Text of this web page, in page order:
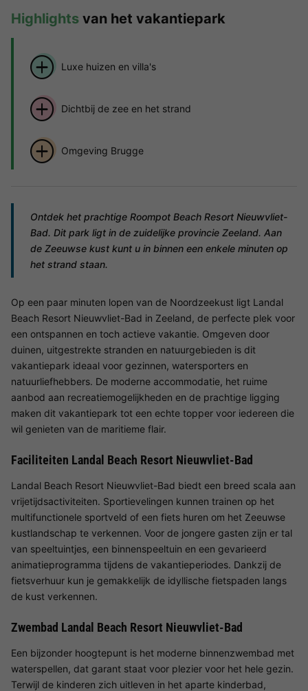
Highlights van het vakantiepark
Luxe huizen en villa's
Dichtbij de zee en het strand
Omgeving Brugge
Ontdek het prachtige Roompot Beach Resort Nieuwvliet-
Bad. Dit park ligt in de zuidelijke provincie Zeeland. Aan
de Zeeuwse kust kunt u in binnen een enkele minuten op
het strand staan.
Op een paar minuten lopen van de Noordzeekust ligt Landal
Beach Resort Nieuwvliet-Bad in Zeeland, de perfecte plek voor
een ontspannen en toch actieve vakantie. Omgeven door
duinen, uitgestrekte stranden en natuurgebieden is dit
vakantiepark ideaal voor gezinnen, watersporters en
natuurliefhebbers. De moderne accommodatie, het ruime
aanbod aan recreatiemogelijkheden en de prachtige ligging
maken dit vakantiepark tot een echte topper voor iedereen die
wil genieten van de maritieme flair.
Faciliteiten Landal Beach Resort Nieuwvliet-Bad
Landal Beach Resort Nieuwvliet-Bad biedt een breed scala aan
vrijetijdsactiviteiten. Sportievelingen kunnen trainen op het
multifunctionele sportveld of een fiets huren om het Zeeuwse
kustlandschap te verkennen. Voor de jongere gasten zijn er tal
van speeltuintjes, een binnenspeeltuin en een gevarieerd
animatieprogramma tijdens de vakantieperiodes. Dankzij de
fietsverhuur kun je gemakkelijk de idyllische fietspaden langs
de kust verkennen.
Zwembad Landal Beach Resort Nieuwvliet-Bad
Een bijzonder hoogtepunt is het moderne binnenzwembad met
waterspellen, dat garant staat voor plezier voor het hele gezin.
Terwijl de kinderen zich uitleven in het aparte kinderbad,